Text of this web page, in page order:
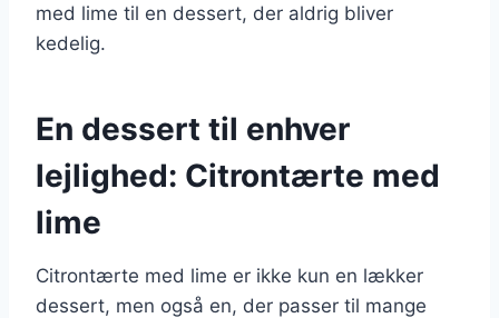
med lime til en dessert, der aldrig bliver
kedelig.
En dessert til enhver
lejlighed: Citrontærte med
lime
Citrontærte med lime er ikke kun en lækker
dessert, men også en, der passer til mange